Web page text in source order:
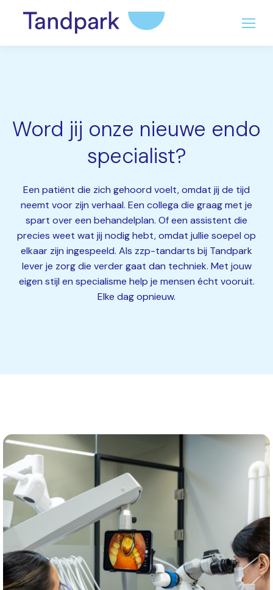
Word jij onze nieuwe endo
specialist?
Een patiënt die zich gehoord voelt, omdat jij de tijd
neemt voor zijn verhaal. Een collega die graag met je
spart over een behandelplan. Of een assistent die
precies weet wat jij nodig hebt, omdat jullie soepel op
elkaar zijn ingespeeld. Als zzp-tandarts bij Tandpark
lever je zorg die verder gaat dan techniek. Met jouw
eigen stijl en specialisme help je mensen écht vooruit.
Elke dag opnieuw.